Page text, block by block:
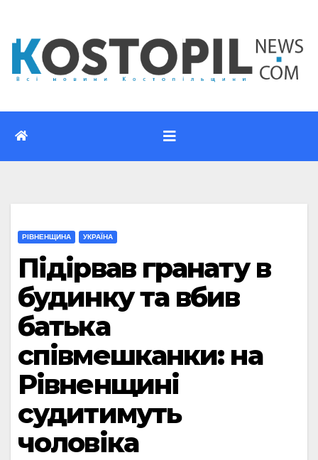
вмісту
РІВНЕНЩИНА УКРАЇНА
Підірвав гранату в
будинку та вбив
батька
співмешканки: на
Рівненщині
судитимуть
чоловіка